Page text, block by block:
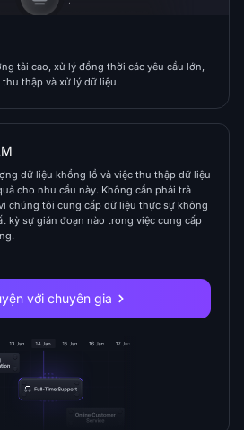
tải cao, xử lý đồng thời các yêu cầu lớn,
thập và xử lý dữ liệu.
dữ liệu khổng lồ và việc thu thập dữ liệu
cho nhu cầu này. Không cần phải trả
chúng tôi cung cấp dữ liệu thực sự không
kỳ sự gián đoạn nào trong việc cung cấp
với chuyên gia